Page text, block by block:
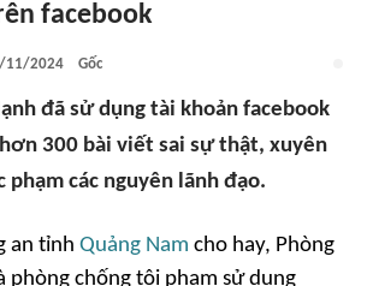
facebook
11/2024 Gốc
đã sử dụng tài khoản facebook
300 bài viết sai sự thật, xuyên
phạm các nguyên lãnh đạo.
an tỉnh Quảng Nam cho hay, Phòng
phòng chống tội phạm sử dụng